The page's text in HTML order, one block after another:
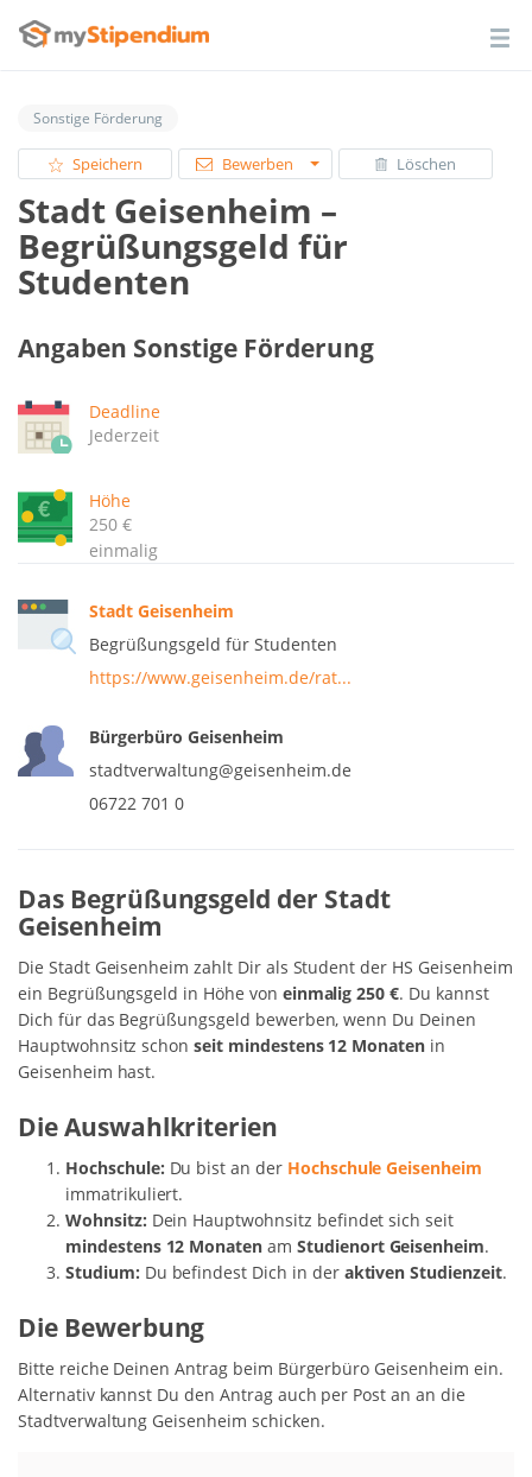
Sonstige Förderung
Speichern Bewerben Löschen
Stadt Geisenheim –
Begrüßungsgeld für
Studenten
Angaben Sonstige Förderung
Deadline
Jederzeit
Höhe
250 €
einmalig
Stadt Geisenheim
Begrüßungsgeld für Studenten
https://www.geisenheim.de/rat...
Bürgerbüro Geisenheim
stadtverwaltung@geisenheim.de
06722 701 0
Das Begrüßungsgeld der Stadt
Geisenheim
Die Stadt Geisenheim zahlt Dir als Student der HS Geisenheim
ein Begrüßungsgeld in Höhe von einmalig 250 €. Du kannst
Dich für das Begrüßungsgeld bewerben, wenn Du Deinen
Hauptwohnsitz schonseit mindestens 12 Monaten in
Geisenheim hast.
Die Auswahlkriterien
Hochschule: Du bist an der Hochschule Geisenheim
immatrikuliert.
Wohnsitz: Dein Hauptwohnsitz befindet sich seit
mindestens 12 Monaten am Studienort Geisenheim.
Studium: Du befindest Dich in der aktiven Studienzeit.
Die Bewerbung
Bitte reiche Deinen Antrag beim Bürgerbüro Geisenheim ein.
Alternativ kannst Du den Antrag auch per Post an an die
Stadtverwaltung Geisenheim schicken.